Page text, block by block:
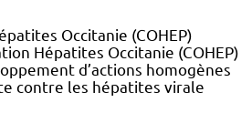
Occitanie (COHEP)
Hépatites Occitanie (COHEP)
d’actions homogènes
contre les hépatites virale